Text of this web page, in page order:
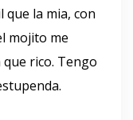
que la mia, con
mojito me
rico. Tengo